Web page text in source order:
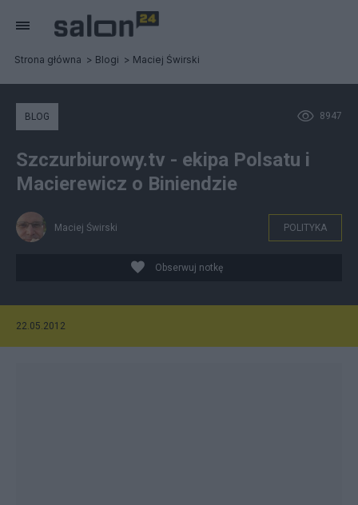
Strona główna Blogi Maciej Świrski
8947
BLOG
Szczurbiurowy.tv - ekipa Polsatu i
Macierewicz o Biniendzie
Maciej Świrski POLITYKA
Obserwuj notkę
22.05.2012